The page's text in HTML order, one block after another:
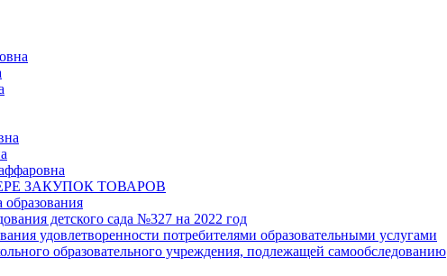
ЗАКУПОК ТОВАРОВ
образования
детского сада №327 на 2022 год
удовлетворенности потребителями образовательными услугами
образовательного учреждения, подлежащей самообследованию